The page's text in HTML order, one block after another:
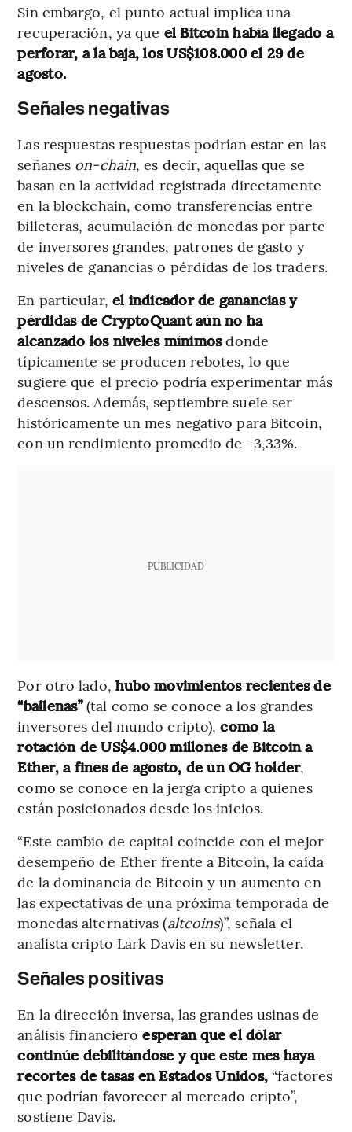
Sin embargo, el punto actual implica una
recuperación, ya que el Bitcoin había llegado a
perforar, a la baja, los US$108.000 el 29 de
agosto.
Señales negativas
Las respuestas respuestas podrían estar en las
señanes on-chain, es decir, aquellas que se
basan en la actividad registrada directamente
en la blockchain, como transferencias entre
billeteras, acumulación de monedas por parte
de inversores grandes, patrones de gasto y
niveles de ganancias o pérdidas de los traders.
En particular, el indicador de ganancias y
pérdidas de CryptoQuant aún no ha
alcanzado los niveles mínimosdonde
típicamente se producen rebotes, lo que
sugiere que el precio podría experimentar más
descensos. Además, septiembre suele ser
históricamente un mes negativo para Bitcoin,
con un rendimiento promedio de -3,33%.
PUBLICIDAD
Por otro lado, hubo movimientos recientes de
“ballenas”(tal como se conoce a los grandes
inversores del mundo cripto),como la
rotación de US$4.000 millones de Bitcoin a
Ether, a fines de agosto, de un OG holder,
como se conoce en la jerga cripto a quienes
están posicionados desde los inicios.
“Este cambio de capital coincide con el mejor
desempeño de Ether frente a Bitcoin, la caída
de la dominancia de Bitcoin y un aumento en
las expectativas de una próxima temporada de
monedas alternativas (altcoins)”, señala el
analista cripto Lark Davis en su newsletter.
Señales positivas
En la dirección inversa, las grandes usinas de
análisis financieroesperan que el dólar
continúe debilitándose y que este mes haya
recortes de tasas en Estados Unidos,“factores
que podrían favorecer al mercado cripto”,
sostiene Davis.